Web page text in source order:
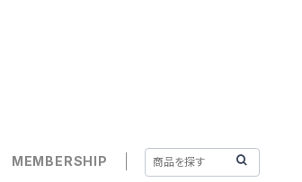
MEMBERSHIP